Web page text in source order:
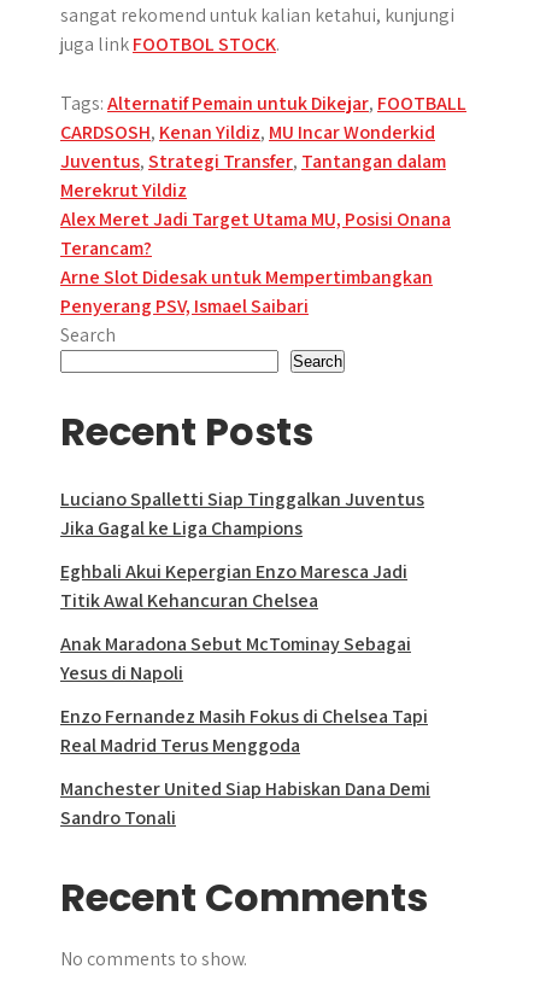
sangat rekomend untuk kalian ketahui, kunjungi
juga linkFOOTBOL STOCK.
Tags:Alternatif Pemain untuk Dikejar, FOOTBALL
CARDSOSH, Kenan Yildiz, MU Incar Wonderkid
Juventus,Strategi Transfer, Tantangan dalam
Merekrut Yildiz
Post
navigation
Alex Meret Jadi Target Utama MU, Posisi Onana
Terancam?
Arne Slot Didesak untuk Mempertimbangkan
Penyerang PSV, Ismael Saibari
Search
Search
Recent Posts
Luciano Spalletti Siap Tinggalkan Juventus
Jika Gagal ke Liga Champions
Eghbali Akui Kepergian Enzo Maresca Jadi
Titik Awal Kehancuran Chelsea
Anak Maradona Sebut McTominay Sebagai
Yesus di Napoli
Enzo Fernandez Masih Fokus di Chelsea Tapi
Real Madrid Terus Menggoda
Manchester United Siap Habiskan Dana Demi
Sandro Tonali
Recent Comments
No comments to show.